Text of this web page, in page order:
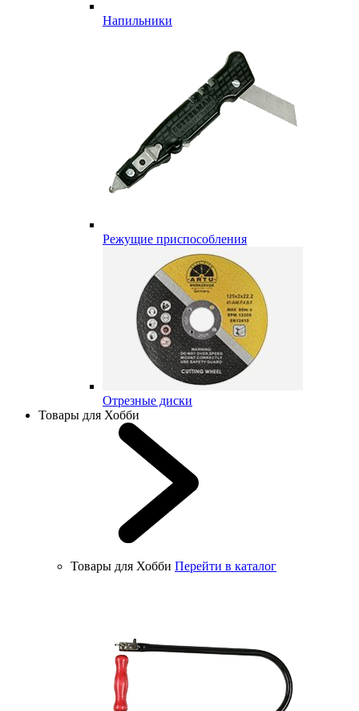
Напильники
Режущие приспособления
Отрезные диски
Товары для Хобби
Товары для Хобби Перейти в каталог